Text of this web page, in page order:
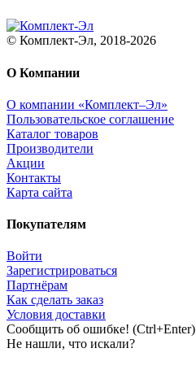
© Комплект-Эл, 2018-2026
О Компании
О компании «Комплект–Эл»
Пользовательское соглашение
Каталог товаров
Производители
Акции
Контакты
Карта сайта
Покупателям
Войти
Зарегистрироваться
Партнёрам
Как сделать заказ
Условия доставки
Сообщить об ошибке! (Ctrl+Enter)
Не нашли, что искали?